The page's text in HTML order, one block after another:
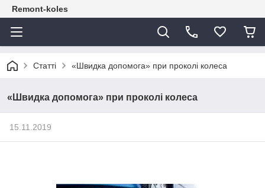
Remont-koles
Статті «Швидка допомога» при проколі колеса
«Швидка допомога» при проколі колеса
15.11.2019